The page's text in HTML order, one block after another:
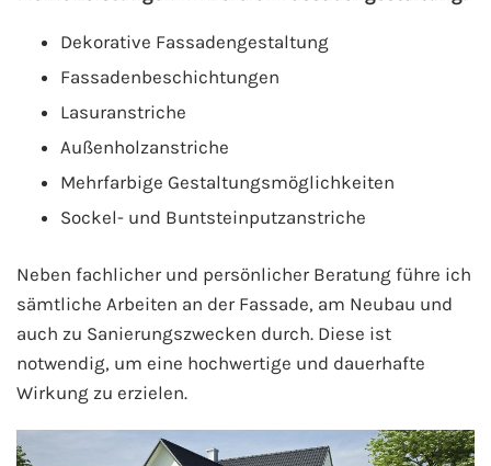
Dekorative Fassadengestaltung
Fassadenbeschichtungen
Lasuranstriche
Außenholzanstriche
Mehrfarbige Gestaltungsmöglichkeiten
Sockel- und Buntsteinputzanstriche
Neben fachlicher und persönlicher Beratung führe ich
sämtliche Arbeiten an der Fassade, am Neubau und
auch zu Sanierungszwecken durch. Diese ist
notwendig, um eine hochwertige und dauerhafte
Wirkung zu erzielen.